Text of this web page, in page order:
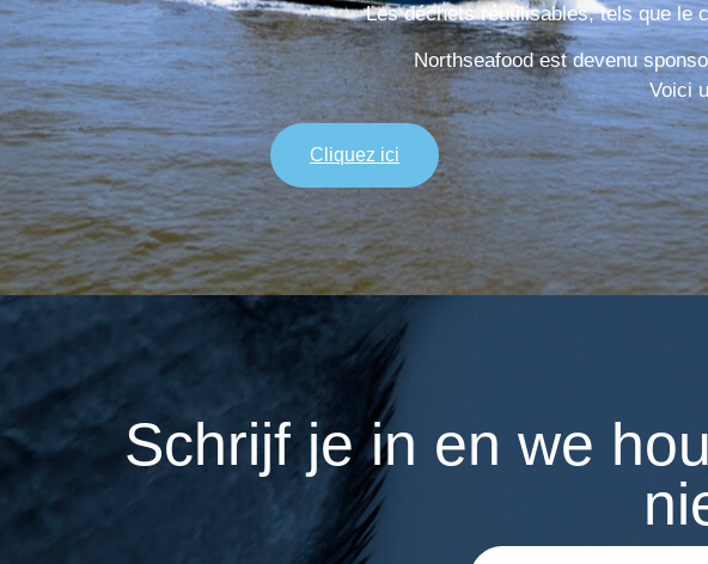
Les déchets réutilisables, tels que le
Northseafood est devenu
Voici
Cliquez ici
Schrijf je in en we